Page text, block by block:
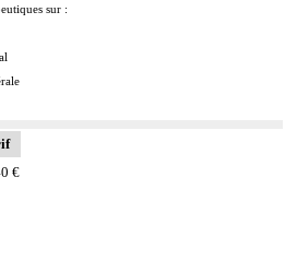
sur :
l'uretère
supérieures, par endoscopie incluent le contrôle
€